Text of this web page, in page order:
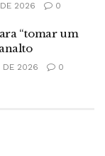
2026 0
“tomar um
2026 0